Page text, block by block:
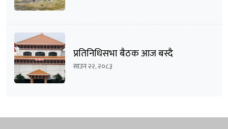
प्रतिनिधिसभा बैठक आज बस्दै
साउन २२, २०८३